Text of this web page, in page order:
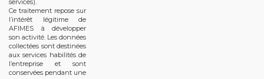
services).
Ce traitement repose sur
l’intérêt légitime de
AFIMES à développer
son activité. Les données
collectées sont destinées
aux services habilités de
l’entreprise et sont
conservées pendant une